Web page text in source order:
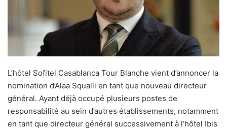
L’hôtel Sofitel Casablanca Tour Blanche vient d’annoncer la
nomination d’Alaa Squalli en tant que nouveau directeur
général. Ayant déjà occupé plusieurs postes de
responsabilité au sein d’autres établissements, notamment
en tant que directeur général successivement à l’hôtel Ibis